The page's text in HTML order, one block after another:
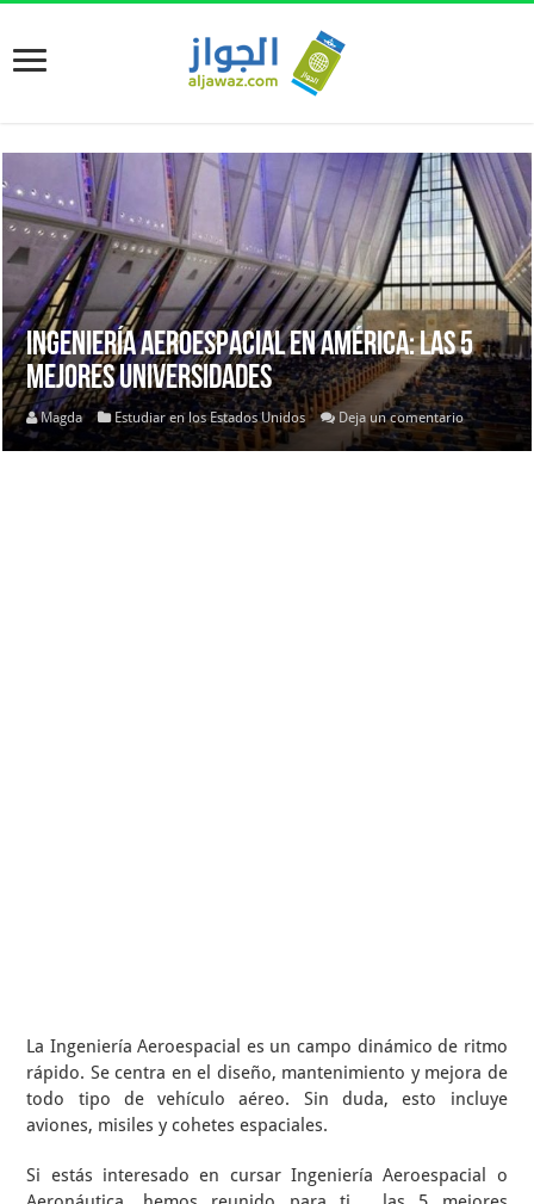
Ingeniería Aeroespacial en América: las 5
Mejores Universidades
Magda Estudiar en los Estados Unidos Deja un comentario
La Ingeniería Aeroespacial es un campo dinámico de ritmo
rápido. Se centra en el diseño, mantenimiento y mejora de
todo tipo de vehículo aéreo. Sin duda, esto incluye
aviones, misiles y cohetes espaciales.
Si estás interesado en cursar Ingeniería Aeroespacial o